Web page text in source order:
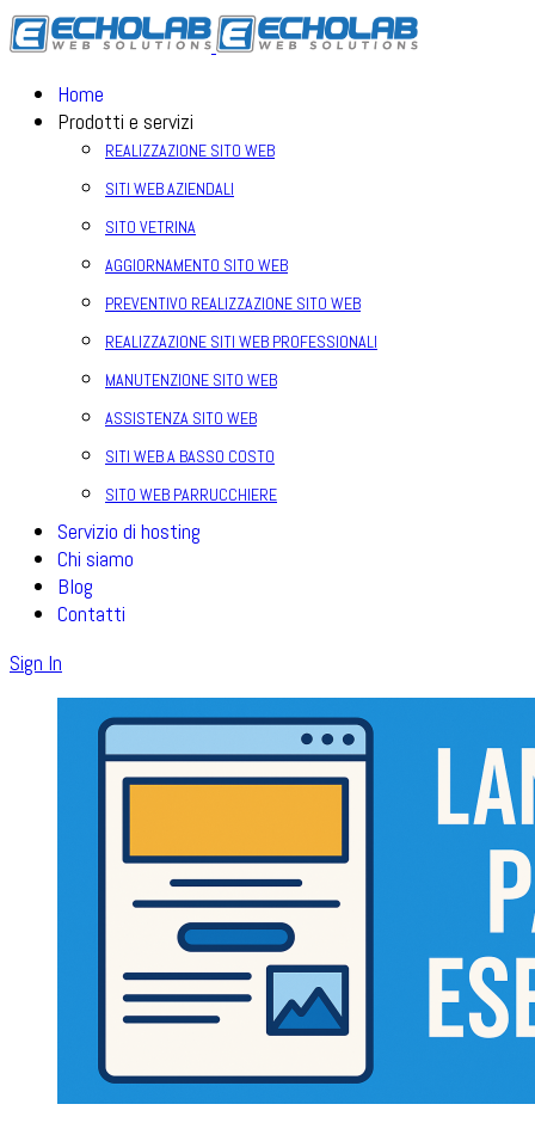
Home
Prodotti e servizi
REALIZZAZIONE SITO WEB
SITI WEB AZIENDALI
SITO VETRINA
AGGIORNAMENTO SITO WEB
PREVENTIVO REALIZZAZIONE SITO WEB
REALIZZAZIONE SITI WEB PROFESSIONALI
MANUTENZIONE SITO WEB
ASSISTENZA SITO WEB
SITI WEB A BASSO COSTO
SITO WEB PARRUCCHIERE
Servizio di hosting
Chi siamo
Blog
Contatti
Sign In